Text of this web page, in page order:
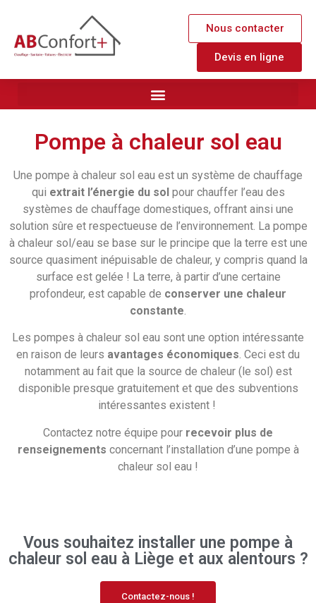
Nous contacter
Devis en ligne
Pompe à chaleur sol eau
Une pompe à chaleur sol eau est un système de chauffage
qui extrait l’énergie du solpour chauffer l’eau des
systèmes de chauffage domestiques, offrant ainsi une
solution sûre et respectueuse de l’environnement. La pompe
à chaleur sol/eau se base sur le principe que la terre est une
source quasiment inépuisable de chaleur, y compris quand la
surface est gelée ! La terre, à partir d’une certaine
profondeur, est capable de conserver une chaleur
constante.
Les pompes à chaleur sol eau sont une option intéressante
en raison de leurs avantages économiques. Ceci est du
notamment au fait que la source de chaleur (le sol) est
disponible presque gratuitement et que des subventions
intéressantes existent !
Contactez notre équipe pour recevoir plus de
renseignements concernant l’installation d’une pompe à
chaleur sol eau !
Vous souhaitez installer une pompe à
chaleur sol eau à Liège et aux alentours ?
Contactez-nous !